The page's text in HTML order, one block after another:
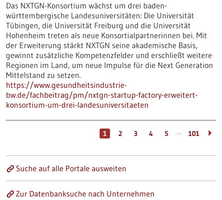
Das NXTGN-Konsortium wächst um drei baden-
württembergische Landesuniversitäten: Die Universität
Tübingen, die Universität Freiburg und die Universität
Hohenheim treten als neue Konsortialpartnerinnen bei. Mit
der Erweiterung stärkt NXTGN seine akademische Basis,
gewinnt zusätzliche Kompetenzfelder und erschließt weitere
Regionen im Land, um neue Impulse für die Next Generation
Mittelstand zu setzen.
https://www.gesundheitsindustrie-
bw.de/fachbeitrag/pm/nxtgn-startup-factory-erweitert-
konsortium-um-drei-landesuniversitaeten
1 2 3 4 5 … 101
Suche auf alle Portale ausweiten
Zur Datenbanksuche nach Unternehmen